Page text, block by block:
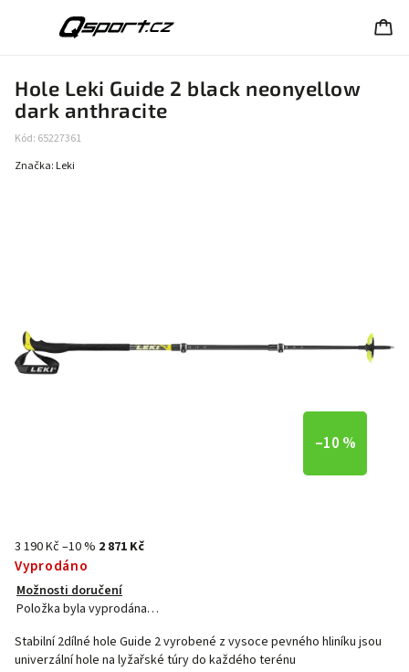
Hole Leki Guide 2 black neonyellow
dark anthracite
Kód: 65227361
Značka: Leki
–10 %
3 190 Kč–10 % 2 871 Kč
Vyprodáno
Možnosti doručení
Položka byla vyprodána…
Stabilní 2dílné hole Guide 2 vyrobené z vysoce pevného hliníku jsou
univerzální hole na lyžařské túry do každého terénu